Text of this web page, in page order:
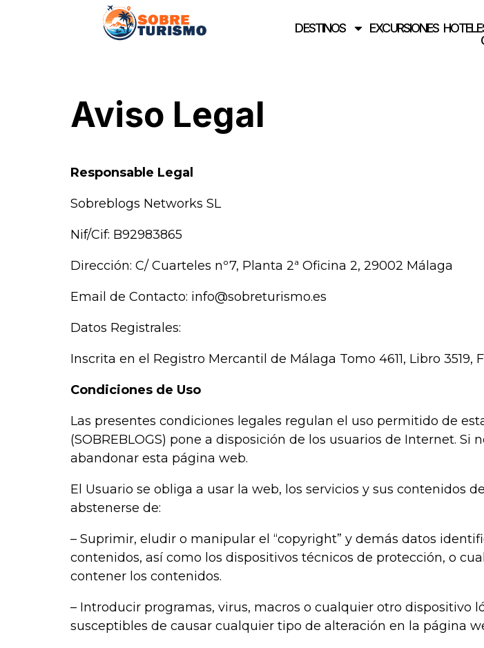
DESTINOS EXCURSIONES
Aviso Legal
Responsable Legal
Sobreblogs Networks SL
Nif/Cif: B92983865
Dirección: C/ Cuarteles nº7, Planta 2ª Oficina 2, 29002 Málaga
Email de Contacto: info@sobreturismo.es
Datos Registrales:
Inscrita en el Registro Mercantil de Málaga Tomo 4611, Libro 3519,
Condiciones de Uso
Las presentes condiciones legales regulan el uso permitido de
(SOBREBLOGS) pone a disposición de los usuarios de Internet.
abandonar esta página web.
El Usuario se obliga a usar la web, los servicios y sus contenidos
abstenerse de:
– Suprimir, eludir o manipular el “copyright” y demás datos
contenidos, así como los dispositivos técnicos de protección, o
contener los contenidos.
– Introducir programas, virus, macros o cualquier otro dispositivo
susceptibles de causar cualquier tipo de alteración en la página